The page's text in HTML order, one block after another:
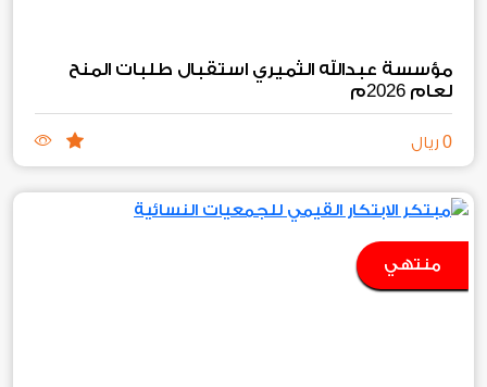
مؤسسة عبدالله الثميري استقبال طلبات المنح
لعام 2026م
0 ريال
منتهي